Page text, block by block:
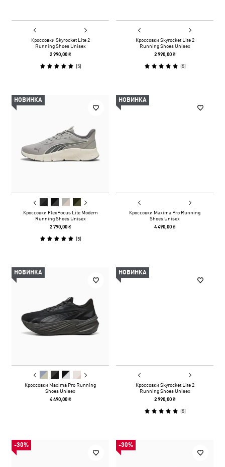
Кроссовки Skyrocket Lite 2
Running Shoes Unisex
2 990,00 ₴
(5)
Кроссовки Skyrocket Lite 2
Running Shoes Unisex
2 990,00 ₴
(5)
НОВИНКА
Кроссовки FlexFocus Lite Modern
Running Shoes Unisex
2 790,00 ₴
(5)
НОВИНКА
Кроссовки Maxima Pro Running
Shoes Unisex
4 490,00 ₴
НОВИНКА
Кроссовки Maxima Pro Running
Shoes Unisex
4 490,00 ₴
НОВИНКА
Кроссовки Skyrocket Lite 2
Running Shoes Unisex
2 990,00 ₴
(5)
-30% -30%